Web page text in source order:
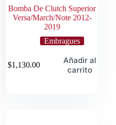
Bomba De Clutch Superior
Versa/March/Note 2012-
2019
Embragues
$1,130.00
Añadir al
carrito